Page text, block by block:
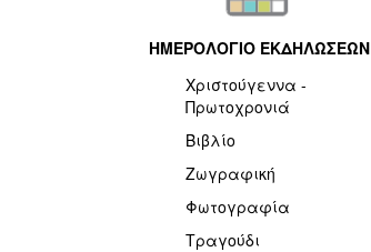
ΗΜΕΡΟΛΟΓΙΟ ΕΚΔΗΛΩΣΕΩΝ
Χριστούγεννα -
Πρωτοχρονιά
Βιβλίο
Ζωγραφική
Φωτογραφία
Τραγούδι